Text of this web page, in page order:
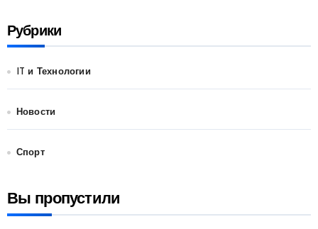
Рубрики
IT и Технологии
Новости
Спорт
Вы пропустили